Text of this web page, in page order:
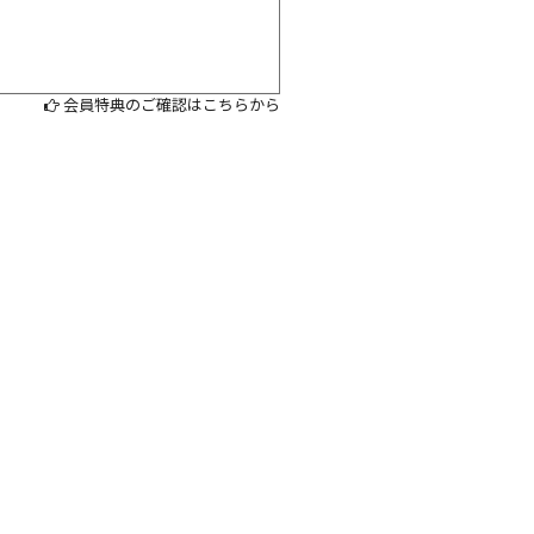
会員特典のご確認はこちらから